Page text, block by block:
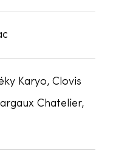
Karyo, Clovis
Chatelier,